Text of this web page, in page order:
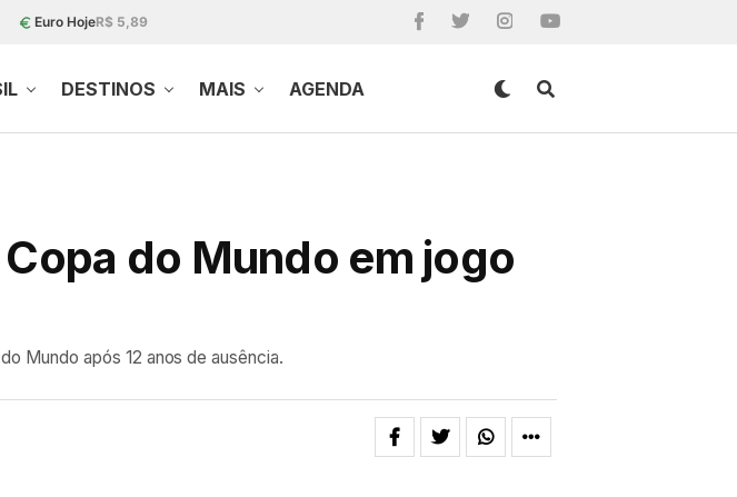
Euro HojeR$ 5,89
DESTINOS MAIS AGENDA
do Mundo em jogo
Mundo após 12 anos de ausência.